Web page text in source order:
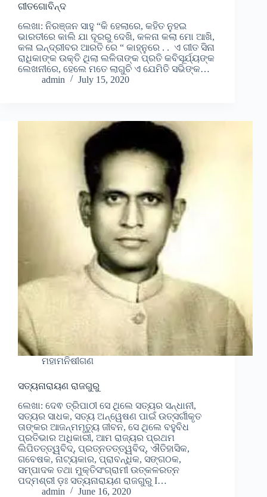
ଗୀତଗୋବିନ୍ଦ
ଲେଖା: ନିରଞ୍ଜନ ସାହୁ “କି ହେଲାରେ, କହିତ ନୁହଇ
ଭାରତୀରେ କାଲି ଯା ଦୂରରୁ ଦେଖି, କଳନା କଲା ମୋ ଆଖି,
କଳା ଇନ୍ଦ୍ରୀବର ଆରତି ରେ “ କାହ୍ନୁରେ . . ଏ ଗୀତ ସିନା
ରାଧିକାଙ୍କ ଉକ୍ତି ଥିଲା ଲଳିତାଙ୍କ ପ୍ରତି କବିସୂର୍ଯ୍ୟଙ୍କ
ଲେଖନୀରେ, ହେଲେ ମତେ ଲାଗୁଚି ଏ ଯେମିତି ସଭିଙ୍କ…
admin
July 15, 2020
ମହାମନିଷୀଗଣ
ସତ୍ୟନାରାୟଣ ରାଜଗୁରୁ
ଲେଖା: ଦେଵ ତ୍ରିପାଠୀ ସେ ଥିଲେ ସତ୍ୟର ସନ୍ଧାନୀ,
ସତ୍ୟର ସାଧକ, ସତ୍ୟ ଅନ୍ୱେଷଣ ପାଇଁ ଉତ୍ସର୍ଗୀକୃତ
ତାଙ୍କର ଆଜନ୍ମମୃତ୍ୟୁ ଜୀବନ, ସେ ଥିଲେ ବହୁବିଧ
ପ୍ରତିଭାର ଅଧିକାରୀ, ଆମ ରାଜ୍ୟର ପ୍ରଥମ
ଲିପିତତ୍ତ୍ୱବିଦ୍, ପ୍ରତ୍ନତତ୍ତ୍ୱବିଦ୍, ଐତିହାସିକ,
ଗବେଷକ, ନାଟ୍ୟକାର, ପ୍ରାବନ୍ଧିକ, ସଙ୍ଗଠକ,
ସମ୍ପାଦକ ତଥା ମୁକ୍ତିସଂଗ୍ରାମୀ ଉତ୍କଳରତ୍ନ
ପଦ୍ମଶ୍ରୀ ଡ଼ଃ ସତ୍ୟନାରାୟଣ ରାଜଗୁରୁ I…
admin
June 16, 2020